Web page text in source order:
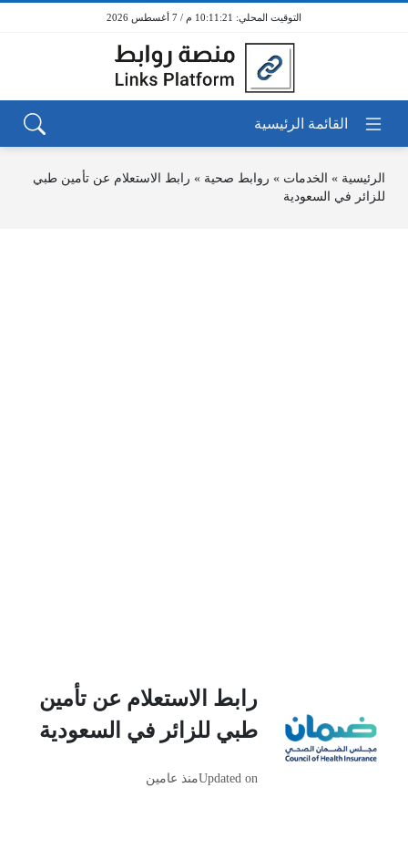
10:11:21 م / 7 أغسطس 2026
الرئيسية » الخدمات » روابط صحية » رابط الاستعلام عن تأمين طبي
للزائر في السعودية
رابط الاستعلام عن تأمين
طبي للزائر في السعودية
Updated onمنذ عامين